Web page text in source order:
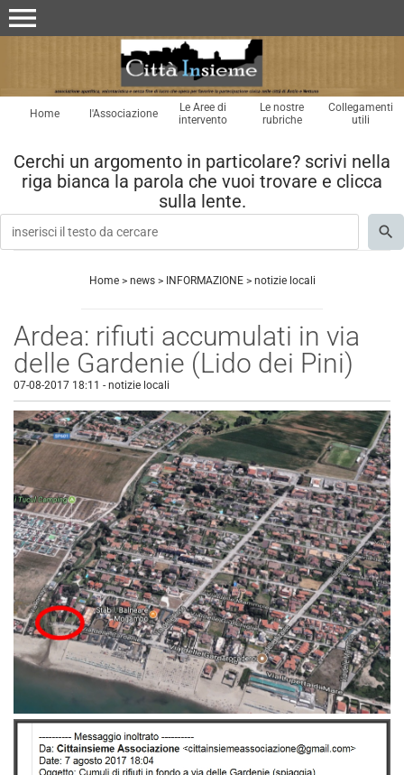
menu
Home l'Associazione
Le Aree di
intervento
Le nostre
rubriche
Collegamenti
utili
Cerchi un argomento in particolare? scrivi nella
riga bianca la parola che vuoi trovare e clicca
sulla lente.
Home> news> INFORMAZIONE> notizie locali
Ardea: rifiuti accumulati in via
delle Gardenie (Lido dei Pini)
07-08-2017 18:11 - notizie locali